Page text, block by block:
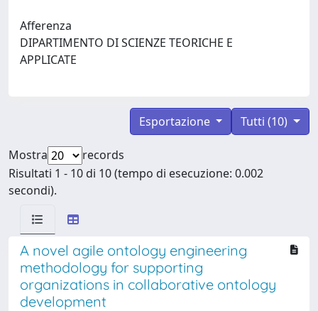
Afferenza
DIPARTIMENTO DI SCIENZE TEORICHE E
APPLICATE
Tutti (10)
Esportazione
Mostra
records
Risultati 1 - 10 di 10 (tempo di esecuzione: 0.002
secondi).
A novel agile ontology engineering
methodology for supporting
organizations in collaborative ontology
development